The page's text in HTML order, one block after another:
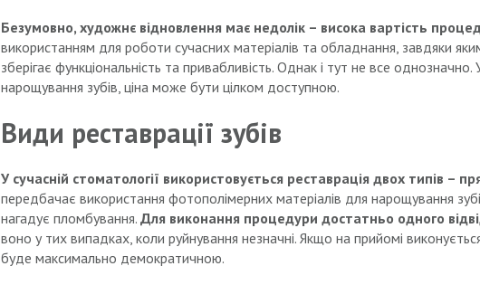
Безумовно, художнє відновлення має недолік – висока вартість
використанням для роботи сучасних матеріалів та обладнання, завдяки
зберігає функціональність та привабливість. Однак і тут не все однозначно.
нарощування зубів, ціна може бути цілком доступною.
Види реставрації зубів
У сучасній стоматології використовується реставрація двох типів –
передбачає використання фотополімерних матеріалів для нарощування
нагадує пломбування. Для виконання процедури достатньо одного
воно у тих випадках, коли руйнування незначні. Якщо на прийомі
буде максимально демократичною.